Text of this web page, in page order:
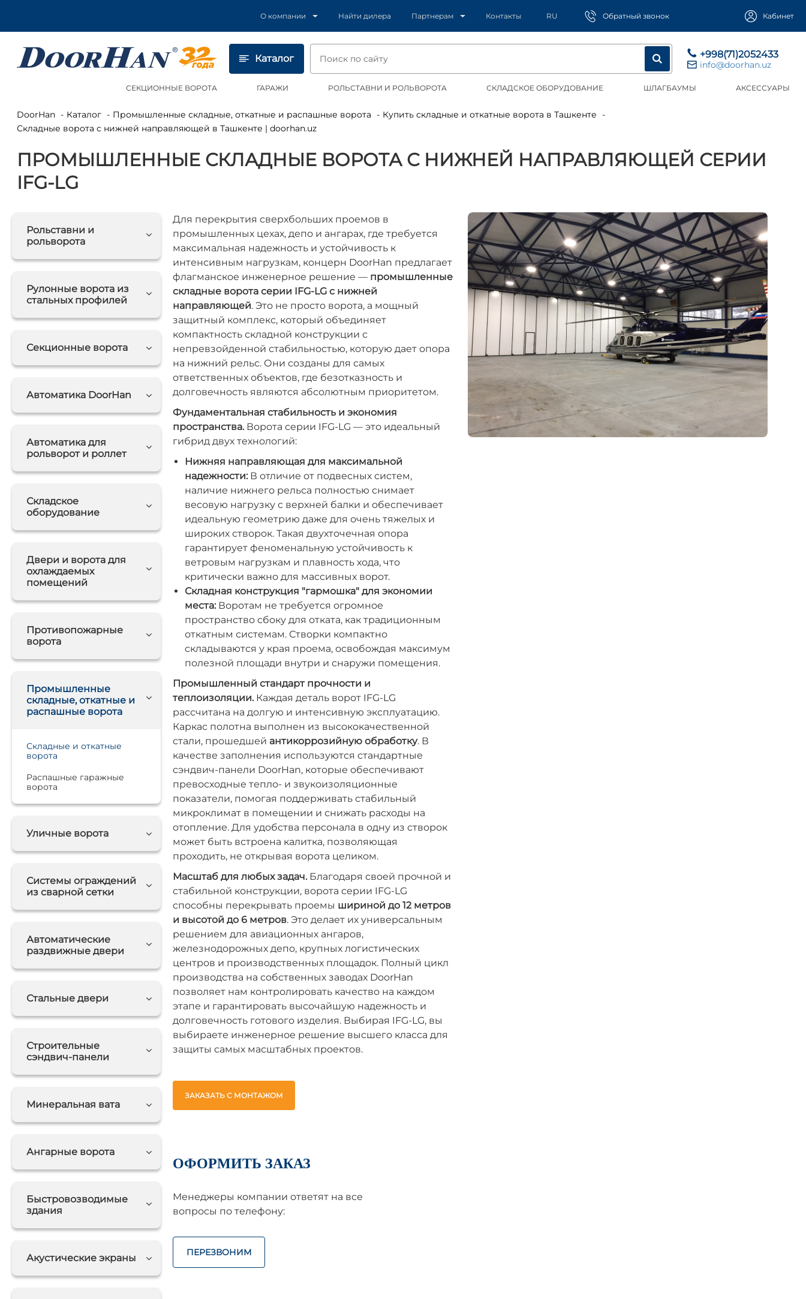
О компании Найти дилера Партнерам Контакты RU Обратный звонок Кабинет
Каталог +998(71)2052433
info@doorhan.uz
СЕКЦИОННЫЕ ВОРОТА ГАРАЖИ РОЛЬСТАВНИ И РОЛЬВОРОТА СКЛАДСКОЕ ОБОРУДОВАНИЕ ШЛАГБАУМЫ АКСЕССУАРЫ
DoorHan Каталог Промышленные складные, откатные и распашные ворота
Купить складные и откатные ворота в Ташкенте
Складные ворота с нижней направляющей в Ташкенте | doorhan.uz
ПРОМЫШЛЕННЫЕ СКЛАДНЫЕ ВОРОТА С НИЖНЕЙ НАПРАВЛЯЮЩЕЙ СЕРИИ
IFG-LG
Рольставни и
рольворота
Рулонные ворота из
стальных профилей
Секционные ворота
Автоматика DoorHan
Автоматика для
рольворот и роллет
Складское
оборудование
Двери и ворота для
охлаждаемых
помещений
Противопожарные
ворота
Промышленные
складные, откатные и
распашные ворота
Складные и откатные
ворота
Распашные гаражные
ворота
Уличные ворота
Системы ограждений
из сварной сетки
Автоматические
раздвижные двери
Стальные двери
Строительные
сэндвич-панели
Минеральная вата
Ангарные ворота
Быстровозводимые
здания
Акустические экраны
Для перекрытия сверхбольших проемов в
промышленных цехах, депо и ангарах, где требуется
максимальная надежность и устойчивость к
интенсивным нагрузкам, концерн DoorHan предлагает
флагманское инженерное решение — промышленные
складные ворота серии IFG-LG с нижней
направляющей. Это не просто ворота, а мощный
защитный комплекс, который объединяет
компактность складной конструкции с
непревзойденной стабильностью, которую дает опора
на нижний рельс. Они созданы для самых
ответственных объектов, где безотказность и
долговечность являются абсолютным приоритетом.
Фундаментальная стабильность и экономия
пространства.Ворота серии IFG-LG — это идеальный
гибрид двух технологий:
Нижняя направляющая для максимальной
надежности:В отличие от подвесных систем,
наличие нижнего рельса полностью снимает
весовую нагрузку с верхней балки и обеспечивает
идеальную геометрию даже для очень тяжелых и
широких створок. Такая двухточечная опора
гарантирует феноменальную устойчивость к
ветровым нагрузкам и плавность хода, что
критически важно для массивных ворот.
Складная конструкция "гармошка" для экономии
места:Воротам не требуется огромное
пространство сбоку для отката, как традиционным
откатным системам. Створки компактно
складываются у края проема, освобождая максимум
полезной площади внутри и снаружи помещения.
Промышленный стандарт прочности и
теплоизоляции.Каждая деталь ворот IFG-LG
рассчитана на долгую и интенсивную эксплуатацию.
Каркас полотна выполнен из высококачественной
стали, прошедшей антикоррозийную обработку. В
качестве заполнения используются стандартные
сэндвич-панели DoorHan, которые обеспечивают
превосходные тепло- и звукоизоляционные
показатели, помогая поддерживать стабильный
микроклимат в помещении и снижать расходы на
отопление. Для удобства персонала в одну из створок
может быть встроена калитка, позволяющая
проходить, не открывая ворота целиком.
Масштаб для любых задач.Благодаря своей прочной и
стабильной конструкции, ворота серии IFG-LG
способны перекрывать проемы шириной до 12 метров
и высотой до 6 метров. Это делает их универсальным
решением для авиационных ангаров,
железнодорожных депо, крупных логистических
центров и производственных площадок. Полный цикл
производства на собственных заводах DoorHan
позволяет нам контролировать качество на каждом
этапе и гарантировать высочайшую надежность и
долговечность готового изделия. Выбирая IFG-LG, вы
выбираете инженерное решение высшего класса для
защиты самых масштабных проектов.
ЗАКАЗАТЬ С МОНТАЖОМ
ОФОРМИТЬ ЗАКАЗ
Менеджеры компании ответят на все
вопросы по телефону:
ПЕРЕЗВОНИМ